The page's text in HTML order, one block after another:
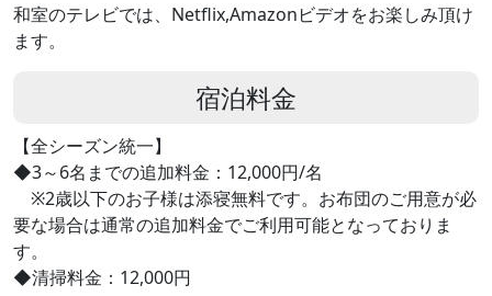
和室のテレビでは、Netflix,Amazonビデオをお楽しみ頂け
ます。
宿泊料金
【全シーズン統一】
◆3～6名までの追加料金：12,000円/名
※2歳以下のお子様は添寝無料です。お布団のご用意が必
要な場合は通常の追加料金でご利用可能となっておりま
す。
◆清掃料金：12,000円